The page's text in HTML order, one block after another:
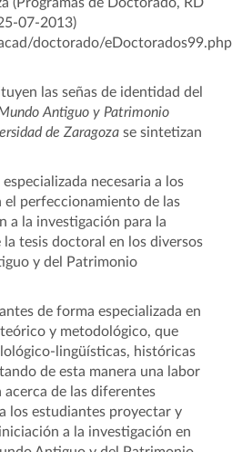
07-2013)
doctorado/
las señas de identidad del
Antiguo y Patrimonio
de Zaragoza se sintetizan
necesaria a los
el perfeccionamiento de las
a la investigación para la
tesis doctoral en los diversos
y del Patrimonio
de forma especializada en
y metodológico, que
lingüísticas, históricas
de esta manera una labor
de las diferentes
los estudiantes proyectar y
a la investigación en